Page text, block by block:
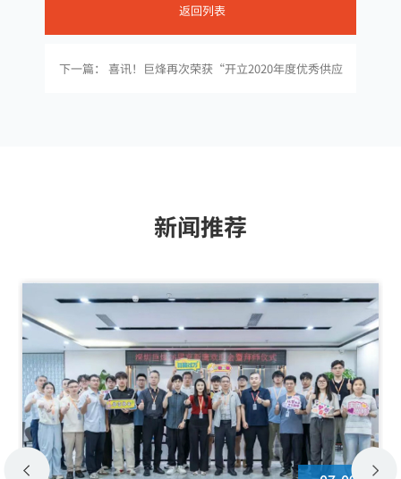
返回列表
下一篇： 喜讯！巨烽再次荣获“开立2020年度优秀供应
新闻推荐